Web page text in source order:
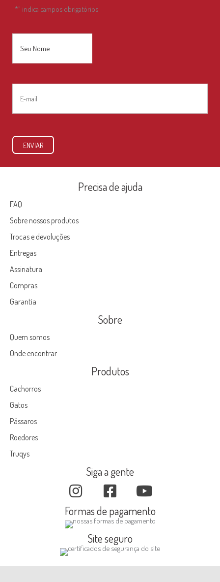
"*" indica campos obrigatórios
Nome* Nome
E-
mail*
ENVIAR
Precisa de ajuda
FAQ
Sobre nossos produtos
Trocas e devoluções
Entregas
Assinatura
Compras
Garantia
Sobre
Quem somos
Onde encontrar
Produtos
Cachorros
Gatos
Pássaros
Roedores
Truqys
Siga a gente
Formas de pagamento
Site seguro